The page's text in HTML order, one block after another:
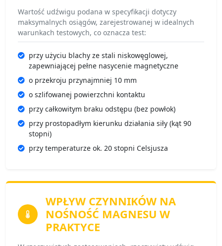
Wartość udźwigu podana w specyfikacji dotyczy
maksymalnych osiągów, zarejestrowanej w idealnych
warunkach testowych, co oznacza test:
przy użyciu blachy ze stali niskowęglowej,
zapewniającej pełne nasycenie magnetyczne
o przekroju przynajmniej 10 mm
o szlifowanej powierzchni kontaktu
przy całkowitym braku odstępu (bez powłok)
przy prostopadłym kierunku działania siły (kąt 90
stopni)
przy temperaturze ok. 20 stopni Celsjusza
WPŁYW CZYNNIKÓW NA
NOŚNOŚĆ MAGNESU W
PRAKTYCE